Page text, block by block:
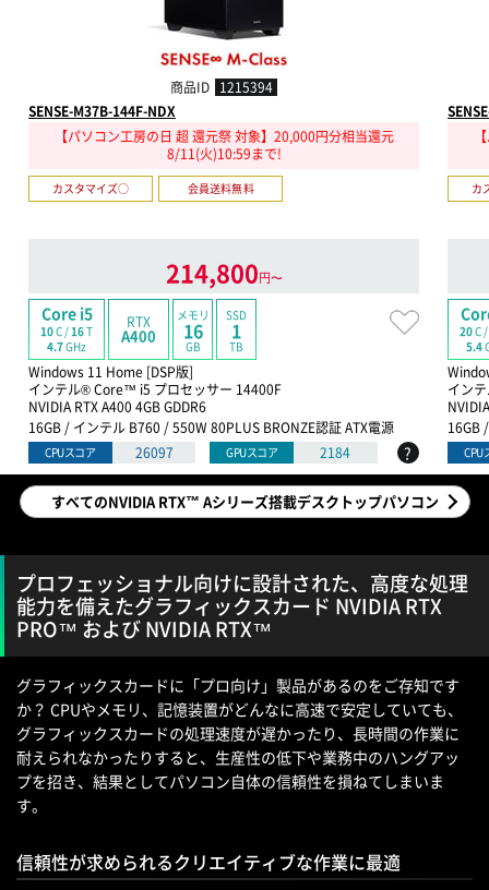
商品ID 1215394
SENSE-M37B-144F-NDX
【パソコン工房の日 超 還元祭 対象】20,000円分相当還元
8/11(火)10:59まで!
カスタマイズ○ 会員送料無料
214,800円〜
Core i5
10C /16T
4.7GHz
RTX
A400
メモリ
16
GB
SSD
1
TB
Windows 11 Home [DSP版]
インテル® Core™ i5 プロセッサー 14400F
NVIDIA RTX A400 4GB GDDR6
16GB / インテル B760 / 550W 80PLUS BRONZE認証 ATX電源
CPUスコア 26097 GPUスコア 2184 ?
カ
20C /
5.4
イン
16GB
CPU
すべてのNVIDIA RTX™ Aシリーズ搭載デスクトップパソコン
プロフェッショナル向けに設計された、高度な処理
能力を備えたグラフィックスカード NVIDIA RTX
PRO™ および NVIDIA RTX™
グラフィックスカードに「プロ向け」製品があるのをご存知です
か？ CPUやメモリ、記憶装置がどんなに高速で安定していても、
グラフィックスカードの処理速度が遅かったり、長時間の作業に
耐えられなかったりすると、生産性の低下や業務中のハングアッ
プを招き、結果としてパソコン自体の信頼性を損ねてしまいま
す。
信頼性が求められるクリエイティブな作業に最適